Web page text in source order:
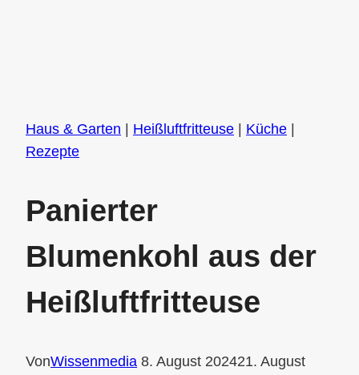
Haus & Garten Heißluftfritteuse Küche
Rezepte
Panierter
Blumenkohl aus der
Heißluftfritteuse
VonWissenmedia 8. August 202421. August